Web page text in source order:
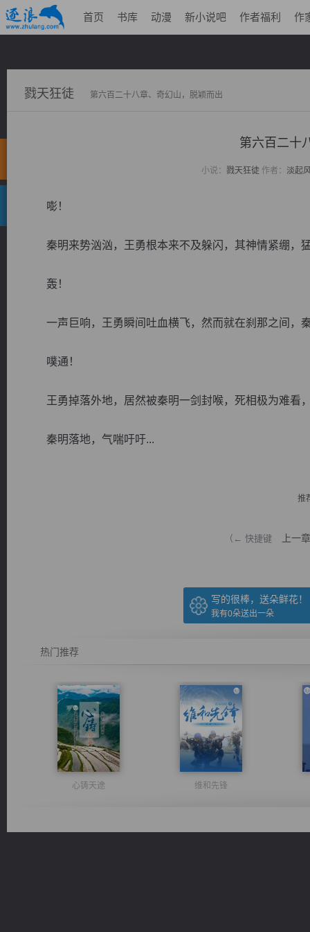
首页 书库 动漫 新小说吧 作者福利 作
戮天狂徒 第六百二十八章、奇幻山，脱颖而出
第六百二十
小说： 戮天狂徒作者： 淡起
嘭！
秦明来势汹汹，王勇根本来不及躲闪，其神情紧绷，
轰！
一声巨响，王勇瞬间吐血横飞，然而就在刹那之间，
噗通！
王勇掉落外地，居然被秦明一剑封喉，死相极为难看
秦明落地，气喘吁吁...
推
（← 快捷键 上一章
写的很棒，送朵鲜花！
我有0朵送出一朵
热门推荐
心铸天途 维和先锋